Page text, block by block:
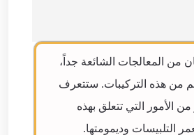
من المعالجات الشائعة جداً،
من هذه التركيبات. ستتعرف
الأمور التي تتعلق بهذه
التلبيسات وديمومتها.